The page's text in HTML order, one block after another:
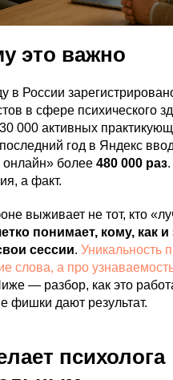
это важно
в России
в сфере психического
000 активных
год в Яндекс
онлайн» более 480 000 раз
а факт.
выживает не тот, кто
понимает, кому, как
сессии. Уникальность
слова, а про
— разбор, как это
фишки дают результат.
психолога